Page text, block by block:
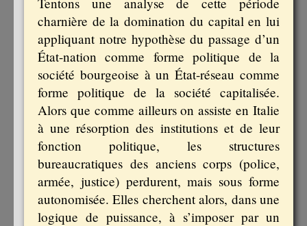
charnière de la domination du capital en lui
appliquant notre hypothèse du passage d’un
État-nation comme forme politique de la
société bourgeoise à un État-réseau comme
forme politique de la société capitalisée.
Alors que comme ailleurs on assiste en Italie
à une résorption des institutions et de leur
fonction politique, les structures
bureaucratiques des anciens corps (police,
armée, justice) perdurent, mais sous forme
autonomisée. Elles cherchent alors, dans une
logique de puissance, à s’imposer par un